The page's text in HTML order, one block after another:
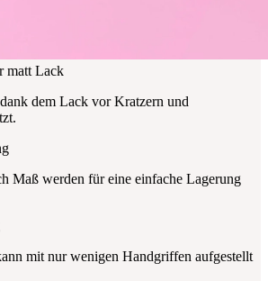
matt Lack
dem Lack vor Kratzern und
Maß werden für eine einfache Lagerung
mit nur wenigen Handgriffen aufgestellt